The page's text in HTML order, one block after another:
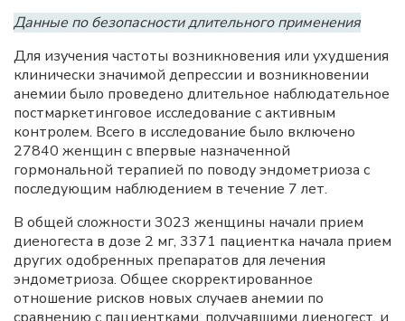
Данные по безопасности длительного применения
Для изучения частоты возникновения или ухудшения
клинически значимой депрессии и возникновении
анемии было проведено длительное наблюдательное
постмаркетинговое исследование с активным
контролем. Всего в исследование было включено
27840 женщин с впервые назначенной
гормональной терапией по поводу эндометриоза с
последующим наблюдением в течение 7 лет.
В общей сложности 3023 женщины начали прием
диеногеста в дозе 2 мг, 3371 пациентка начала прием
других одобренных препаратов для лечения
эндометриоза. Общее скорректированное
отношение рисков новых случаев анемии по